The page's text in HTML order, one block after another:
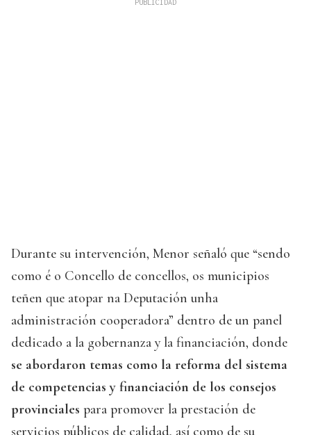
Durante su intervención, Menor señaló que “sendo
como é o Concello de concellos, os municipios
teñen que atopar na Deputación unha
administración cooperadora” dentro de un panel
dedicado a la gobernanza y la financiación, donde
se abordaron temas como la reforma del sistema
de competencias y financiación de los consejos
provinciales para promover la prestación de